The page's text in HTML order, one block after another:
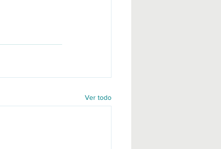
Ver todo